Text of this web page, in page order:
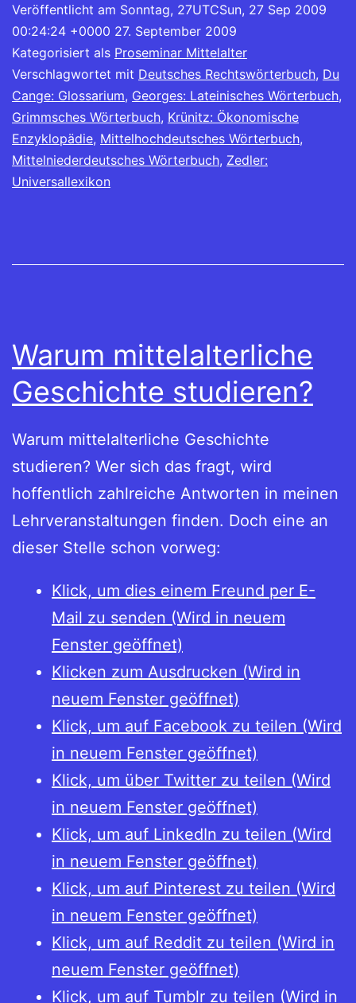
Veröffentlicht am Sonntag, 27UTCSun, 27 Sep 2009
00:24:24 +0000 27. September 2009
Kategorisiert als Proseminar Mittelalter
Verschlagwortet mit Deutsches Rechtswörterbuch, Du
Cange: Glossarium, Georges: Lateinisches Wörterbuch,
Grimmsches Wörterbuch, Krünitz: Ökonomische
Enzyklopädie, Mittelhochdeutsches Wörterbuch,
Mittelniederdeutsches Wörterbuch, Zedler:
Universallexikon
Warum mittelalterliche
Geschichte studieren?
Warum mittelalterliche Geschichte
studieren? Wer sich das fragt, wird
hoffentlich zahlreiche Antworten in meinen
Lehrveranstaltungen finden. Doch eine an
dieser Stelle schon vorweg:
Klick, um dies einem Freund per E-
Mail zu senden (Wird in neuem
Fenster geöffnet)
Klicken zum Ausdrucken (Wird in
neuem Fenster geöffnet)
Klick, um auf Facebook zu teilen (Wird
in neuem Fenster geöffnet)
Klick, um über Twitter zu teilen (Wird
in neuem Fenster geöffnet)
Klick, um auf LinkedIn zu teilen (Wird
in neuem Fenster geöffnet)
Klick, um auf Pinterest zu teilen (Wird
in neuem Fenster geöffnet)
Klick, um auf Reddit zu teilen (Wird in
neuem Fenster geöffnet)
Klick, um auf Tumblr zu teilen (Wird in